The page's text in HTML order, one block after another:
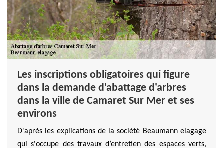
Les inscriptions obligatoires qui figure
dans la demande d'abattage d'arbres
dans la ville de Camaret Sur Mer et ses
environs
D'après les explications de la société Beaumann elagage
qui s'occupe des travaux d’entretien des espaces verts,